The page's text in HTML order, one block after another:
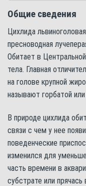
Общие сведения
Цихлида
пресноводная
Обитает в
тела. Главная
на голове крупной
называют горбатой
В природе цихлида
связи с чем у нее
поведенческие
изменился для
часть времени в
субстрате или